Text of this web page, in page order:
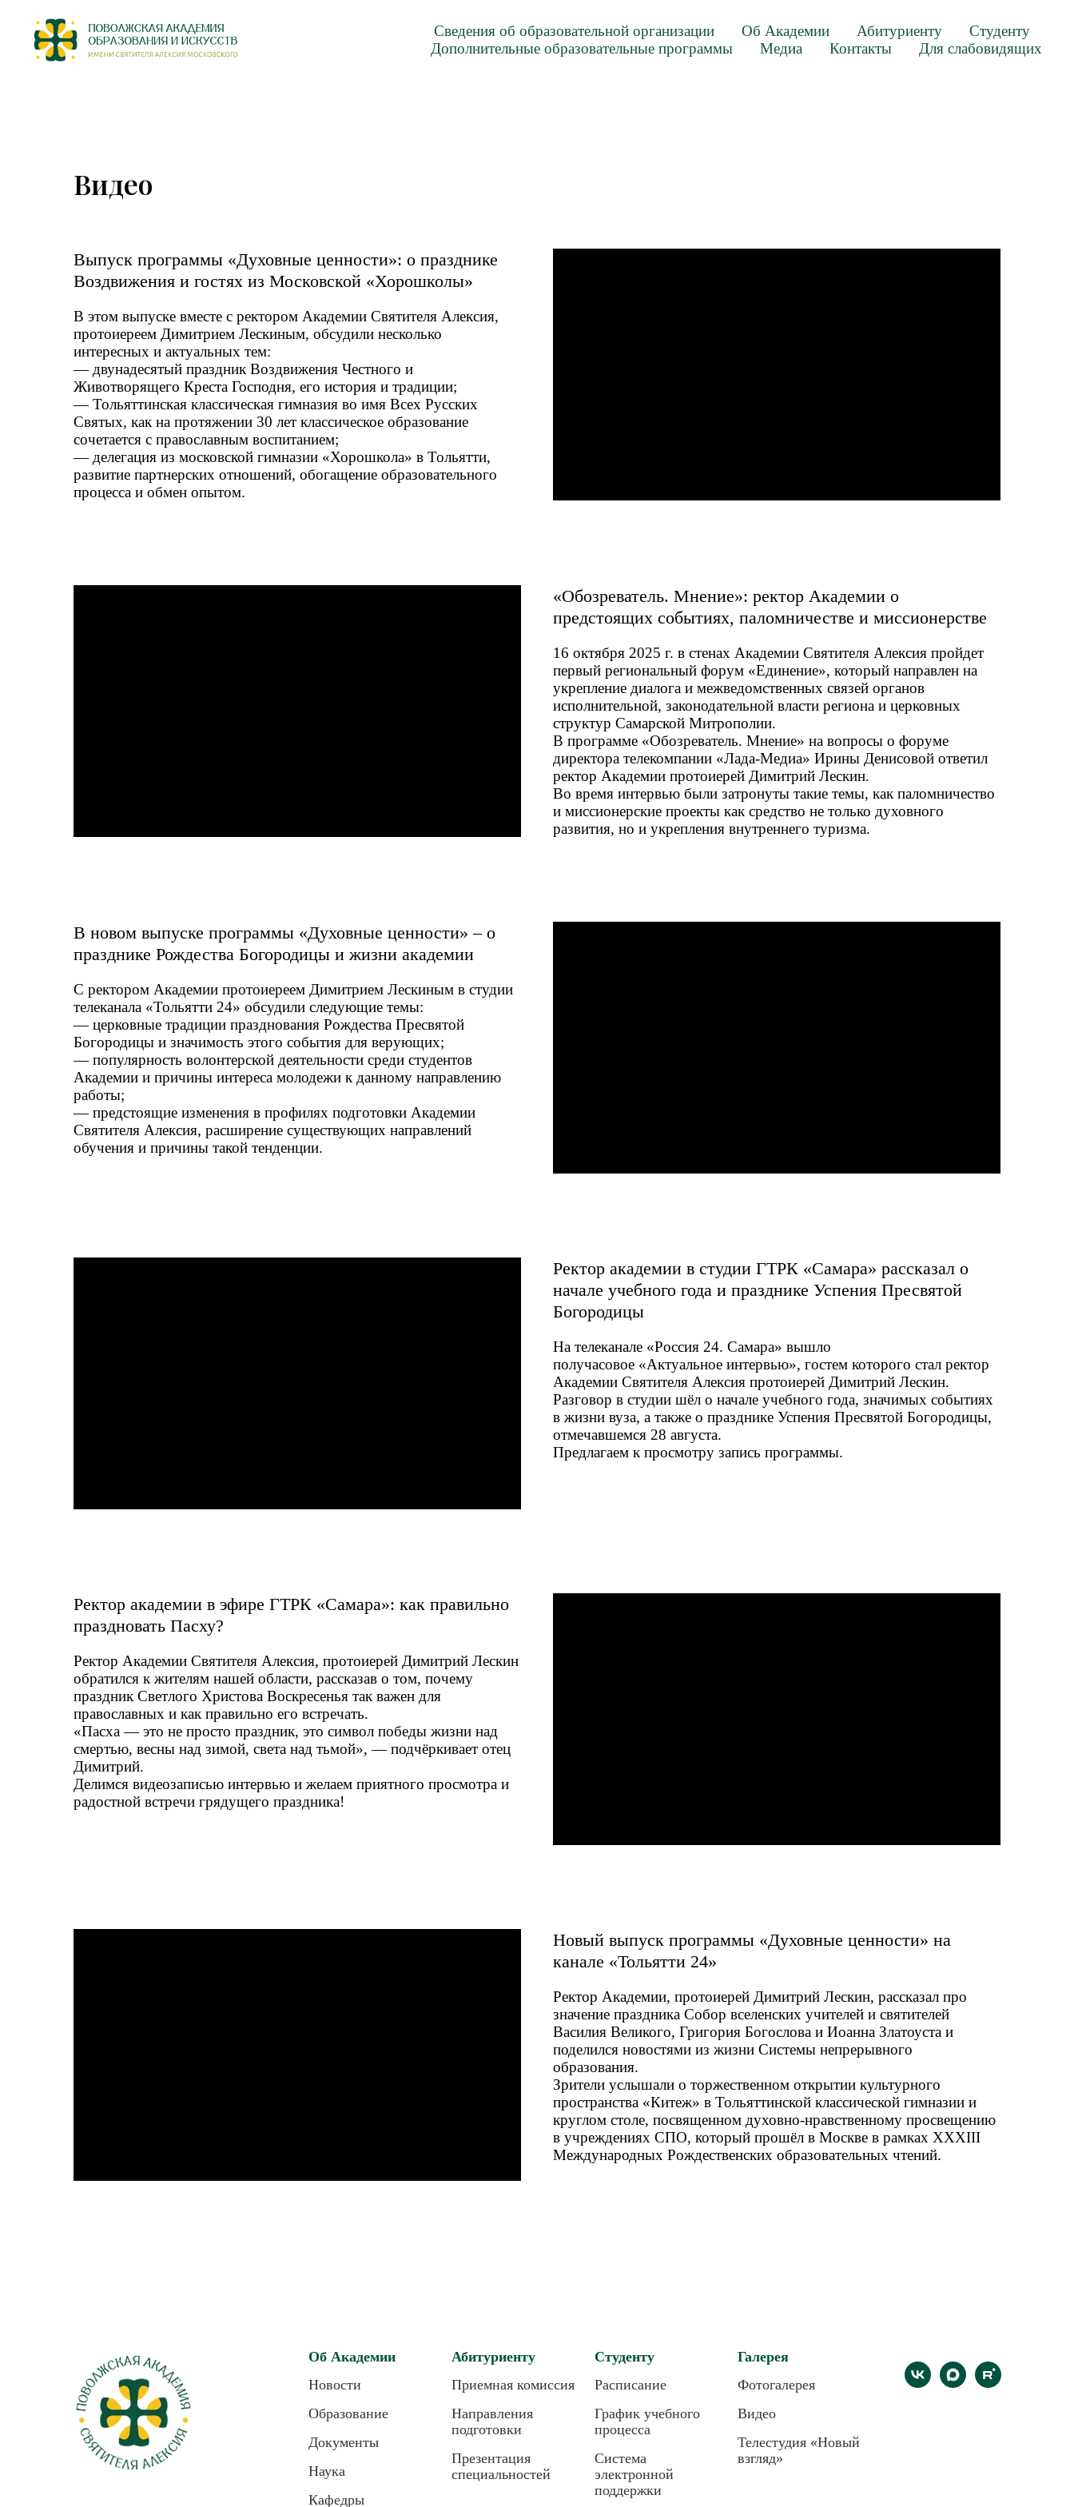
Сведения об образовательной организации Об Академии Абитуриенту
Студенту
Дополнительные образовательные программы
Медиа Контакты Для слабовидящих
Видео
Выпуск программы «Духовные ценности»: о празднике
Воздвижения и гостях из Московской «Хорошколы»
В этом выпуске вместе с ректором Академии Святителя Алексия,
протоиереем Димитрием Лескиным, обсудили несколько
интересных и актуальных тем:
— двунадесятый праздник Воздвижения Честного и
Животворящего Креста Господня, его история и традиции;
— Тольяттинская классическая гимназия во имя Всех Русских
Святых, как на протяжении 30 лет классическое образование
сочетается с православным воспитанием;
— делегация из московской гимназии «Хорошкола» в Тольятти,
развитие партнерских отношений, обогащение образовательного
процесса и обмен опытом.
«Обозреватель. Мнение»: ректор Академии о
предстоящих событиях, паломничестве и миссионерстве
16 октября 2025 г. в стенах Академии Святителя Алексия пройдет
первый региональный форум «Единение», который направлен на
укрепление диалога и межведомственных связей органов
исполнительной, законодательной власти региона и церковных
структур Самарской Митрополии.
В программе «Обозреватель. Мнение» на вопросы о форуме
директора телекомпании «Лада-Медиа» Ирины Денисовой ответил
ректор Академии протоиерей Димитрий Лескин.
Во время интервью были затронуты такие темы, как паломничество
и миссионерские проекты как средство не только духовного
развития, но и укрепления внутреннего туризма.
В новом выпуске программы «Духовные ценности» – о
празднике Рождества Богородицы и жизни академии
С ректором Академии протоиереем Димитрием Лескиным в студии
телеканала «Тольятти 24» обсудили следующие темы:
— церковные традиции празднования Рождества Пресвятой
Богородицы и значимость этого события для верующих;
— популярность волонтерской деятельности среди студентов
Академии и причины интереса молодежи к данному направлению
работы;
— предстоящие изменения в профилях подготовки Академии
Святителя Алексия, расширение существующих направлений
обучения и причины такой тенденции.
Ректор академии в студии ГТРК «Самара» рассказал о
начале учебного года и празднике Успения Пресвятой
Богородицы
На телеканале «Россия 24. Самара» вышло
получасовое «Актуальное интервью», гостем которого стал ректор
Академии Святителя Алексия протоиерей Димитрий Лескин.
Разговор в студии шёл о начале учебного года, значимых событиях
в жизни вуза, а также о празднике Успения Пресвятой Богородицы,
отмечавшемся 28 августа.
Предлагаем к просмотру запись программы.
Ректор академии в эфире ГТРК «Самара»: как правильно
праздновать Пасху?
Ректор Академии Святителя Алексия, протоиерей Димитрий Лескин
обратился к жителям нашей области, рассказав о том, почему
праздник Светлого Христова Воскресенья так важен для
православных и как правильно его встречать.
«Пасха — это не просто праздник, это символ победы жизни над
смертью, весны над зимой, света над тьмой», — подчёркивает отец
Димитрий.
Делимся видеозаписью интервью и желаем приятного просмотра и
радостной встречи грядущего праздника!
Новый выпуск программы «Духовные ценности» на
канале «Тольятти 24»
Ректор Академии, протоиерей Димитрий Лескин, рассказал про
значение праздника Собор вселенских учителей и святителей
Василия Великого, Григория Богослова и Иоанна Златоуста и
поделился новостями из жизни Системы непрерывного
образования.
Зрители услышали о торжественном открытии культурного
пространства «Китеж» в Тольяттинской классической гимназии и
круглом столе, посвященном духовно-нравственному просвещению
в учреждениях СПО, который прошёл в Москве в рамках XXXIII
Международных Рождественских образовательных чтений.
Об Академии
Новости
Образование
Документы
Наука
Кафедры
Абитуриенту
Приемная комиссия
Направления
подготовки
Презентация
специальностей
Студенту
Расписание
График учебного
процесса
Система
электронной
поддержки
Галерея
Фотогалерея
Видео
Телестудия «Новый
взгляд»